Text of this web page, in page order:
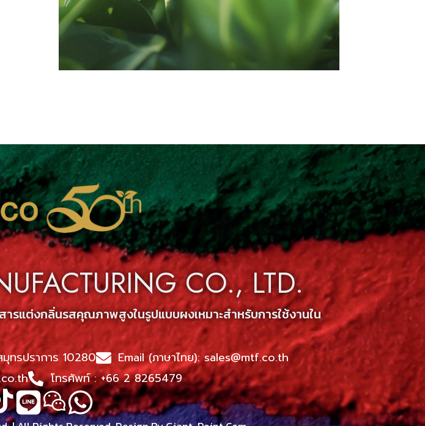
CO., LTD.
รแต่งกลิ่นรสคุณภาพสูงในรูปแบบผงเหมาะสำหรับการใช้งานใน
ทรปราการ 10280
Email (ภาษาไทย): sales@mtf.co.th
โทรศัพท์ : +66 2 8265479